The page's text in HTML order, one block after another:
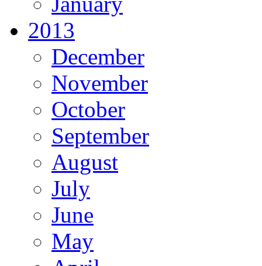
2013
December
November
October
September
August
July
June
May